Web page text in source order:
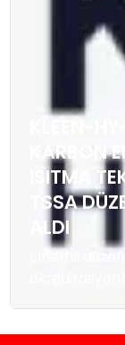
KLEEN-
KARBON
ISITMA
TSSA
ALDI
Önemli